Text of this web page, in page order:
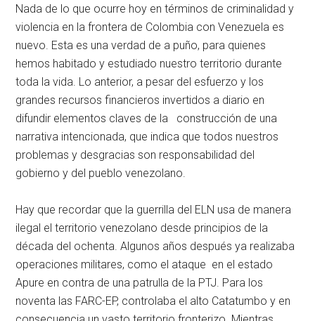
Nada de lo que ocurre hoy en términos de criminalidad y
violencia en la frontera de Colombia con Venezuela es
nuevo. Esta es una verdad de a puño, para quienes
hemos habitado y estudiado nuestro territorio durante
toda la vida. Lo anterior, a pesar del esfuerzo y los
grandes recursos financieros invertidos a diario en
difundir elementos claves de la construcción de una
narrativa intencionada, que indica que todos nuestros
problemas y desgracias son responsabilidad del
gobierno y del pueblo venezolano.
Hay que recordar que la guerrilla del ELN usa de manera
ilegal el territorio venezolano desde principios de la
década del ochenta. Algunos años después ya realizaba
operaciones militares, como el ataque en el estado
Apure en contra de una patrulla de la PTJ. Para los
noventa las FARC-EP, controlaba el alto Catatumbo y en